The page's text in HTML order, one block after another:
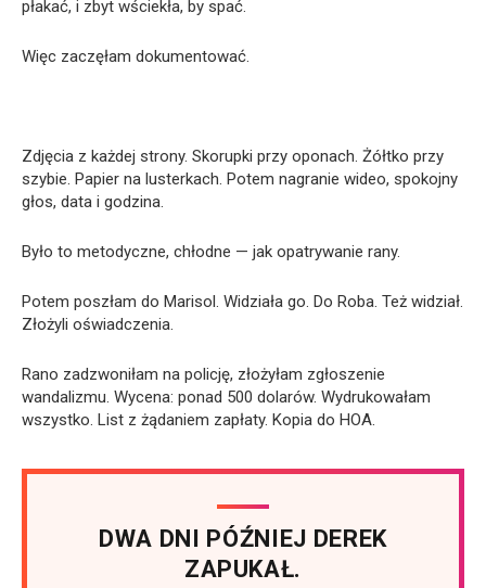
płakać, i zbyt wściekła, by spać.
Więc zaczęłam dokumentować.
Zdjęcia z każdej strony. Skorupki przy oponach. Żółtko przy
szybie. Papier na lusterkach. Potem nagranie wideo, spokojny
głos, data i godzina.
Było to metodyczne, chłodne — jak opatrywanie rany.
Potem poszłam do Marisol. Widziała go. Do Roba. Też widział.
Złożyli oświadczenia.
Rano zadzwoniłam na policję, złożyłam zgłoszenie
wandalizmu. Wycena: ponad 500 dolarów. Wydrukowałam
wszystko. List z żądaniem zapłaty. Kopia do HOA.
DWA DNI PÓŹNIEJ DEREK
ZAPUKAŁ.